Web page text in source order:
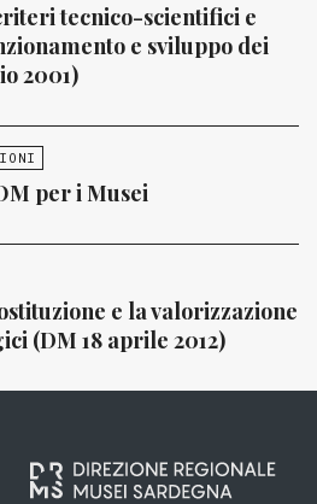
tecnico-scientifici e
e sviluppo dei
2001)
per i Musei
e la valorizzazione
(DM 18 aprile 2012)